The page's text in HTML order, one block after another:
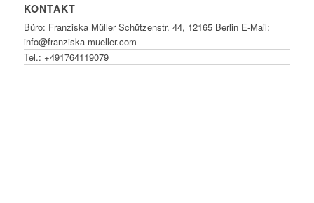
KONTAKT
Büro: Franziska Müller Schützenstr. 44, 12165 Berlin E-Mail:
info@franziska-mueller.com
Tel.: +491764119079